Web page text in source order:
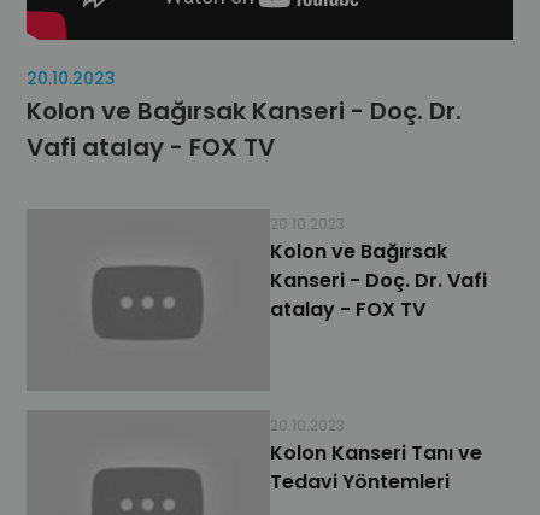
20.10.2023
Kolon ve Bağırsak Kanseri - Doç. Dr.
Vafi atalay - FOX TV
20.10.2023
Kolon ve Bağırsak
Kanseri - Doç. Dr. Vafi
atalay - FOX TV
20.10.2023
Kolon Kanseri Tanı ve
Tedavi Yöntemleri